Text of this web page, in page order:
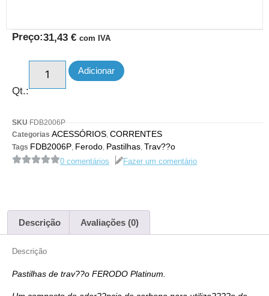
Preço:31,43 € com IVA
Qt.:
Adicionar
SKU FDB2006P
Categorias ACESSÓRIOS CORRENTES
Tags FDB2006P Ferodo Pastilhas Trav??o
0 comentários Fazer um comentário
Descrição Avaliações (0)
Descrição
Pastilhas de trav??o FERODO Platinum.